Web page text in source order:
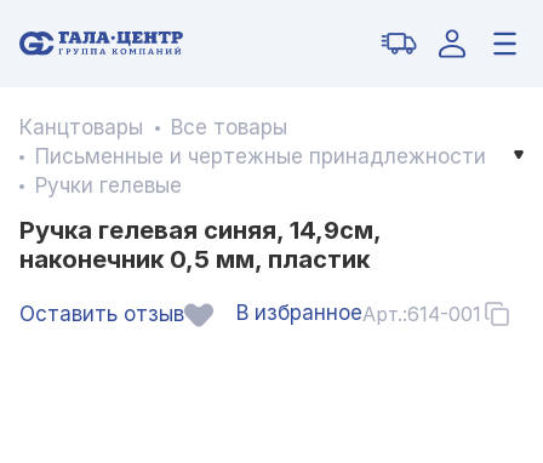
Канцтовары
Все товары
Письменные и чертежные принадлежности
Ручки гелевые
Ручка гелевая синяя, 14,9см,
наконечник 0,5 мм, пластик
Оставить отзыв В избранноеАрт.:614-001